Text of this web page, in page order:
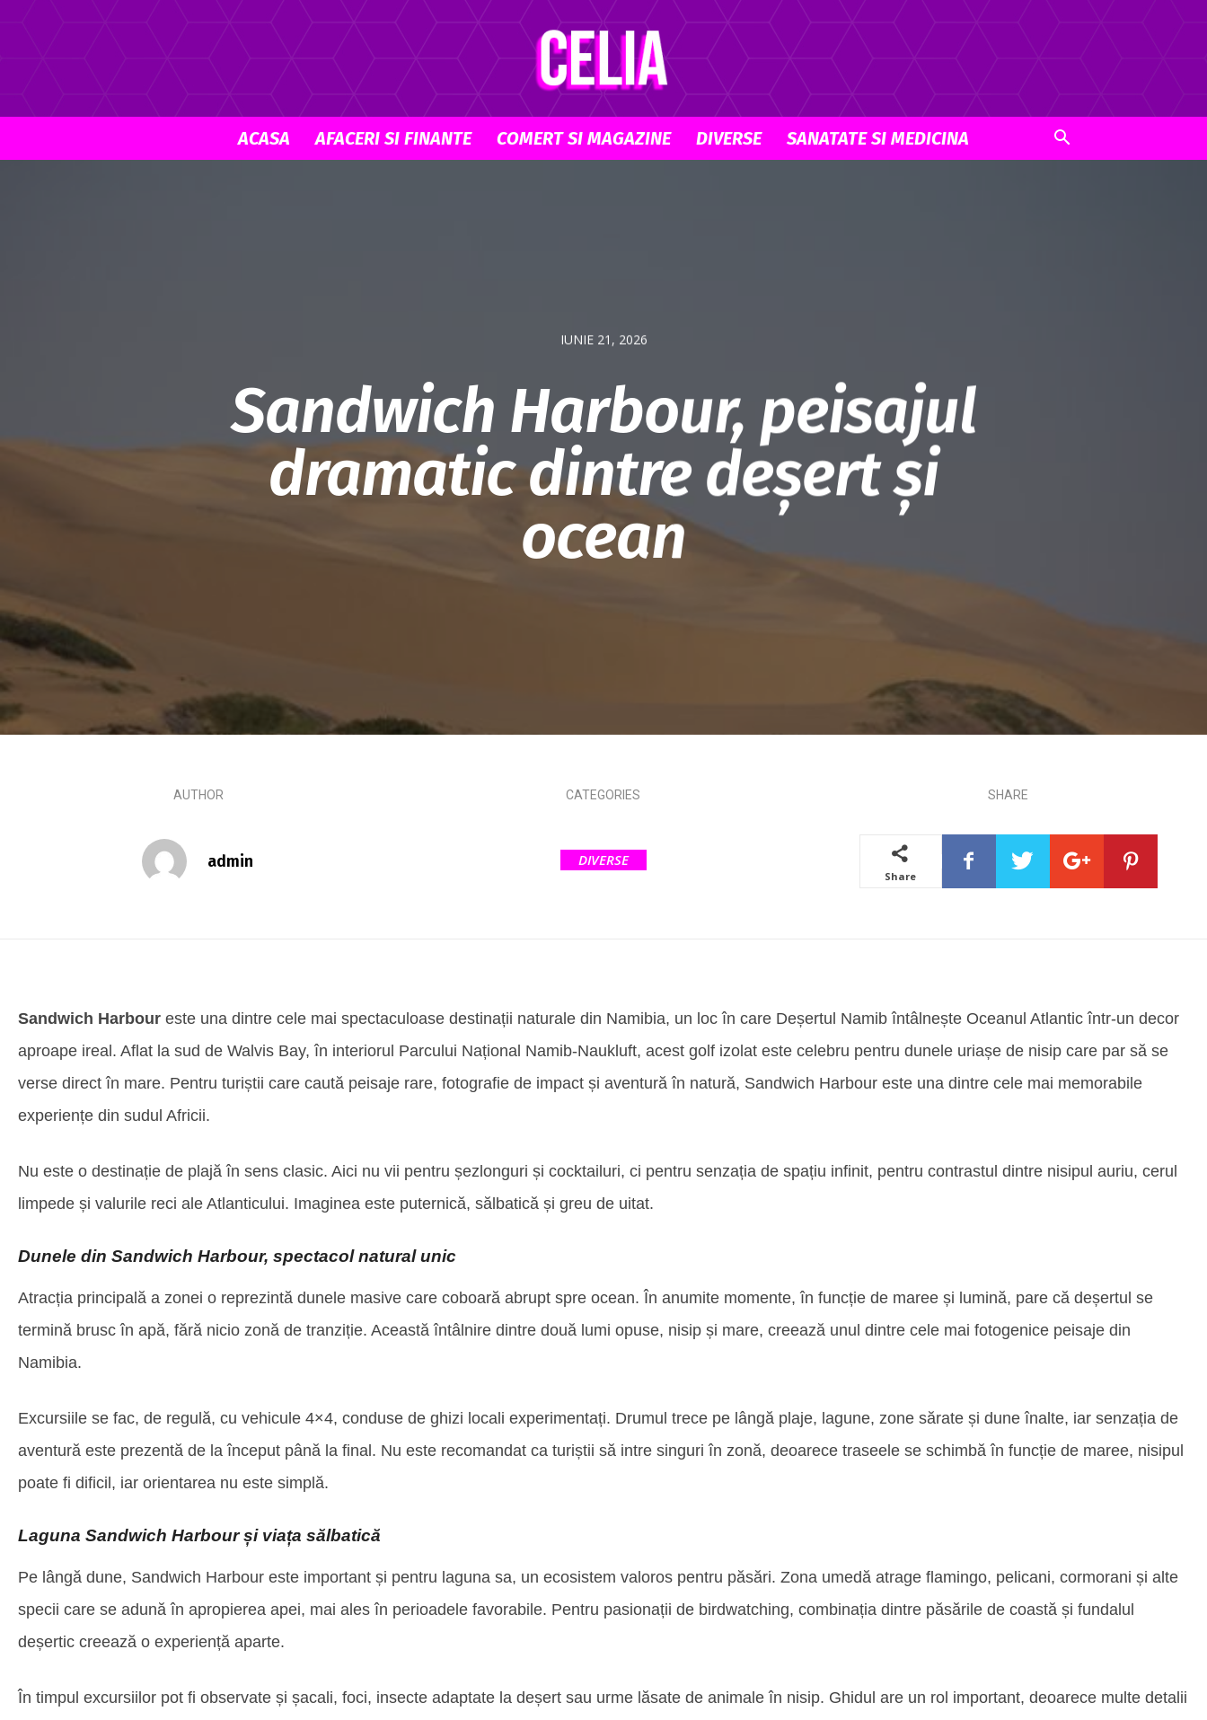
ACASA AFACERI SI FINANTE COMERT SI MAGAZINE DIVERSE SANATATE SI MEDICINA
IUNIE 21, 2026
Sandwich Harbour, peisajul
dramatic dintre deșert și
ocean
AUTHOR
admin
CATEGORIES
DIVERSE
SHARE
Share
Sandwich Harbour este una dintre cele mai spectaculoase destinații naturale din Namibia, un loc în care Deșertul Namib întâlnește Oceanul Atlantic într-un decor
aproape ireal. Aflat la sud de Walvis Bay, în interiorul Parcului Național Namib-Naukluft, acest golf izolat este celebru pentru dunele uriașe de nisip care par să se
verse direct în mare. Pentru turiștii care caută peisaje rare, fotografie de impact și aventură în natură, Sandwich Harbour este una dintre cele mai memorabile
experiențe din sudul Africii.
Nu este o destinație de plajă în sens clasic. Aici nu vii pentru șezlonguri și cocktailuri, ci pentru senzația de spațiu infinit, pentru contrastul dintre nisipul auriu, cerul
limpede și valurile reci ale Atlanticului. Imaginea este puternică, sălbatică și greu de uitat.
Dunele din Sandwich Harbour, spectacol natural unic
Atracția principală a zonei o reprezintă dunele masive care coboară abrupt spre ocean. În anumite momente, în funcție de maree și lumină, pare că deșertul se
termină brusc în apă, fără nicio zonă de tranziție. Această întâlnire dintre două lumi opuse, nisip și mare, creează unul dintre cele mai fotogenice peisaje din
Namibia.
Excursiile se fac, de regulă, cu vehicule 4×4, conduse de ghizi locali experimentați. Drumul trece pe lângă plaje, lagune, zone sărate și dune înalte, iar senzația de
aventură este prezentă de la început până la final. Nu este recomandat ca turiștii să intre singuri în zonă, deoarece traseele se schimbă în funcție de maree, nisipul
poate fi dificil, iar orientarea nu este simplă.
Laguna Sandwich Harbour și viața sălbatică
Pe lângă dune, Sandwich Harbour este important și pentru laguna sa, un ecosistem valoros pentru păsări. Zona umedă atrage flamingo, pelicani, cormorani și alte
specii care se adună în apropierea apei, mai ales în perioadele favorabile. Pentru pasionații de birdwatching, combinația dintre păsările de coastă și fundalul
deșertic creează o experiență aparte.
În timpul excursiilor pot fi observate și șacali, foci, insecte adaptate la deșert sau urme lăsate de animale în nisip. Ghidul are un rol important, deoarece multe detalii